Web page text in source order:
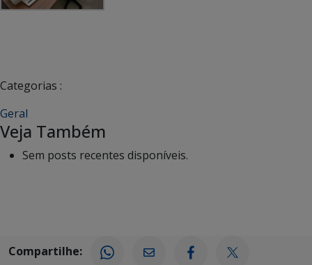
Categorias :
Geral
Veja Também
Sem posts recentes disponíveis.
Compartilhe: